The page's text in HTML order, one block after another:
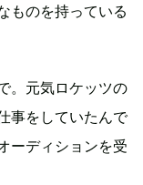
ものを持っている
。元気ロケッツの
事をしていたんで
ーディションを受